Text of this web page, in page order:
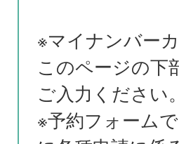
※マイナンバー
このページの
ご入力ください。
※予約フォーム